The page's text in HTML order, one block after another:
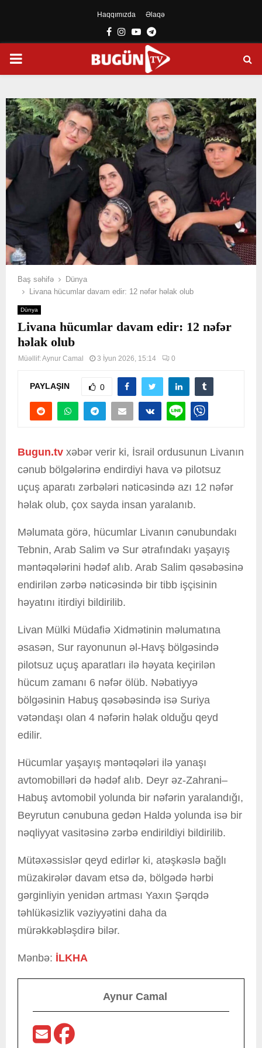
Haqqımızda Əlaqə
Facebook
Instagram
YoutubeTelegram
PRIMARY
Baş səhifə
Dünya
Livana hücumlar davam edir: 12 nəfər həlak olub
Dünya
Livana hücumlar davam edir: 12 nəfər
həlak olub
Müəllif:Aynur Camal 3 İyun 2026, 15:14 0
PAYLAŞIN 0
Bugun.tv xəbər verir ki, İsrail ordusunun Livanın
cənub bölgələrinə endirdiyi hava və pilotsuz
uçuş aparatı zərbələri nəticəsində azı 12 nəfər
həlak olub, çox sayda insan yaralanıb.
Məlumata görə, hücumlar Livanın cənubundakı
Tebnin, Arab Salim və Sur ətrafındakı yaşayış
məntəqələrini hədəf alıb. Arab Salim qəsəbəsinə
endirilən zərbə nəticəsində bir tibb işçisinin
həyatını itirdiyi bildirilib.
Livan Mülki Müdafiə Xidmətinin məlumatına
əsasən, Sur rayonunun əl-Havş bölgəsində
pilotsuz uçuş aparatları ilə həyata keçirilən
hücum zamanı 6 nəfər ölüb. Nəbatiyyə
bölgəsinin Habuş qəsəbəsində isə Suriya
vətəndaşı olan 4 nəfərin həlak olduğu qeyd
edilir.
Hücumlar yaşayış məntəqələri ilə yanaşı
avtomobilləri də hədəf alıb. Deyr əz-Zahrani–
Habuş avtomobil yolunda bir nəfərin yaralandığı,
Beyrutun cənubuna gedən Haldə yolunda isə bir
nəqliyyat vasitəsinə zərbə endirildiyi bildirilib.
Mütəxəssislər qeyd edirlər ki, atəşkəslə bağlı
müzakirələr davam etsə də, bölgədə hərbi
gərginliyin yenidən artması Yaxın Şərqdə
təhlükəsizlik vəziyyətini daha da
mürəkkəbləşdirə bilər.
Mənbə: İLKHA
Aynur Camal